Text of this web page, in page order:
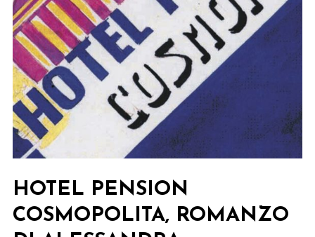
HOTEL PENSION
COSMOPOLITA, ROMANZO